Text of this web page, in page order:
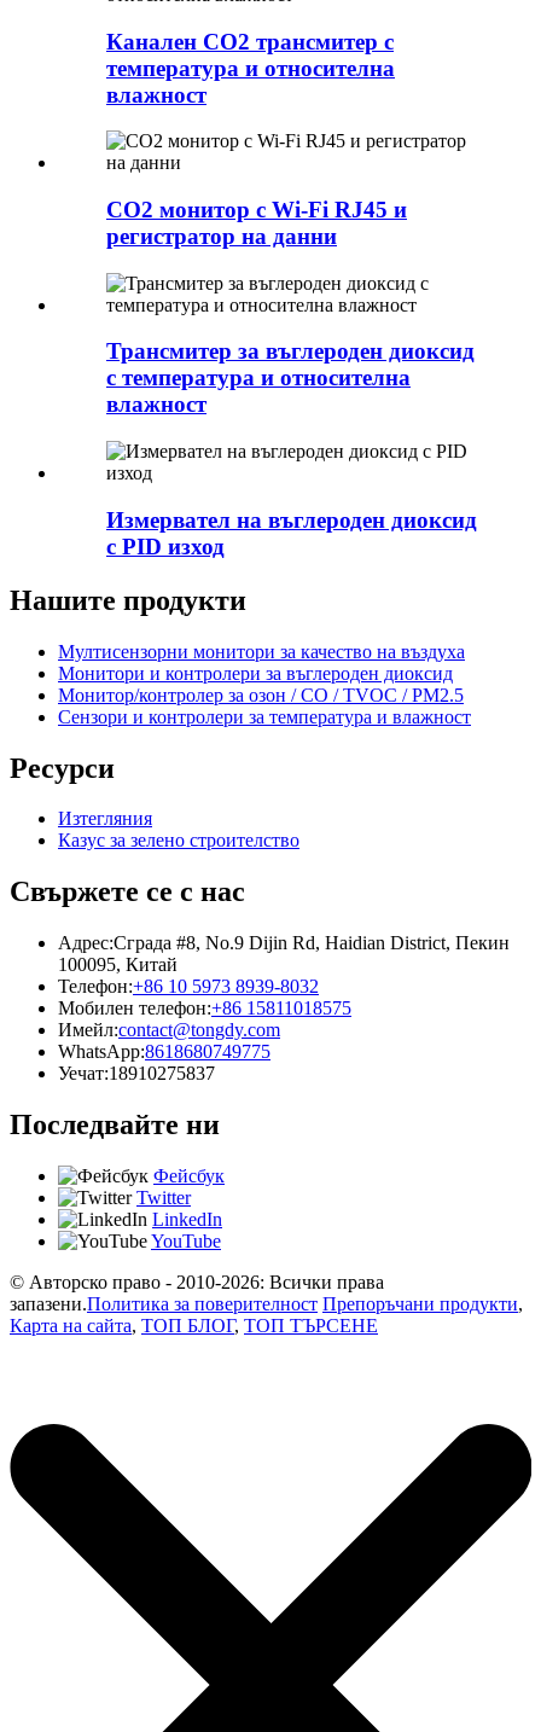
Канален CO2 трансмитер с
температура и относителна
влажност
CO2 монитор с Wi-Fi RJ45 и
регистратор на данни
Трансмитер за въглероден диоксид
с температура и относителна
влажност
Измервател на въглероден диоксид
с PID изход
Нашите продукти
Мултисензорни монитори за качество на въздуха
Монитори и контролери за въглероден диоксид
Монитор/контролер за озон / CO / TVOC / PM2.5
Сензори и контролери за температура и влажност
Ресурси
Изтегляния
Казус за зелено строителство
Свържете се с нас
Адрес:Сграда #8, No.9 Dijin Rd, Haidian District, Пекин
100095, Китай
Телефон:+86 10 5973 8939-8032
Мобилен телефон:+86 15811018575
Имейл:contact@tongdy.com
WhatsApp:8618680749775
Уечат:18910275837
Последвайте ни
Фейсбук
Twitter
LinkedIn
YouTube
© Авторско право - 2010-2026: Всички права
запазени.Политика за поверителност Препоръчани продукти,
Карта на сайта, ТОП БЛОГ, ТОП ТЪРСЕНЕ